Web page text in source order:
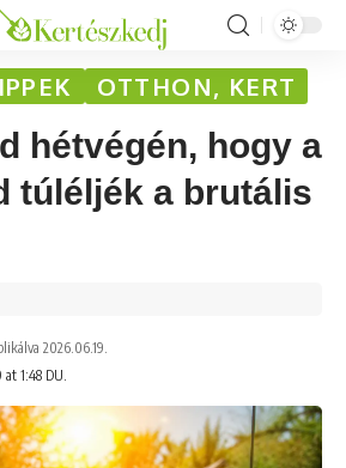
OTTHON, KERT
hétvégén, hogy a
túléljék a brutális
1:48 DU.
2026.06.19.